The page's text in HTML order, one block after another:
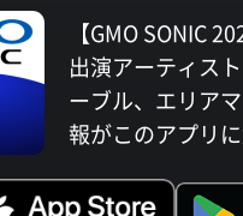
【GMO SONIC
出演アーティス
ーブル、エリア
報がこのアプリに